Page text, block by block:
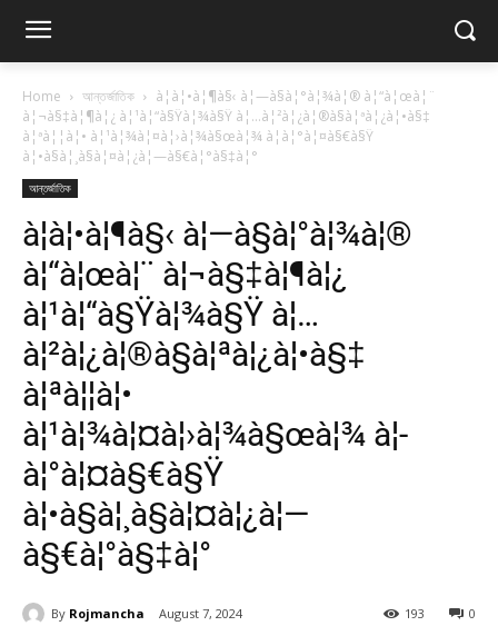
Home আন্তর্জাতিক
à¦à¦•à¦¶à§‹ à¦—à§à¦°à¦¾à¦® à¦“à¦œà¦¨
à¦¬à§‡à¦¶à¦¿ à¦¹à¦“à§Ÿà¦¾à§Ÿ à¦…à¦²à¦¿à¦®à§à¦ªà¦¿à¦•à§‡
à¦ªà¦¦à¦• à¦¹à¦¾à¦¤à¦›à¦¾à§œà¦¾ à¦­à¦°à¦¤à§€à§Ÿ
à¦•à§à¦¸à§à¦¤à¦¿à¦—à§€à¦°à§‡à¦°
আন্তর্জাতিক
à¦à¦•à¦¶à§‹ à¦—à§à¦°à¦¾à¦®
à¦“à¦œà¦¨ à¦¬à§‡à¦¶à¦¿
à¦¹à¦“à§Ÿà¦¾à§Ÿ à¦…
à¦²à¦¿à¦®à§à¦ªà¦¿à¦•à§‡
à¦ªà¦¦à¦•
à¦¹à¦¾à¦¤à¦›à¦¾à§œà¦¾ à¦­
à¦°à¦¤à§€à§Ÿ
à¦•à§à¦¸à§à¦¤à¦¿à¦—
à§€à¦°à§‡à¦°
By Rojmancha August 7, 2024 0
193